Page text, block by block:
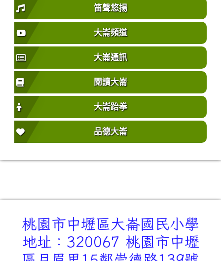
笛聲悠揚
大崙頻道
大崙通訊
閱讀大崙
大崙跆拳
品德大崙
桃園市中壢區大崙國民小學
地址：320067 桃園市中壢